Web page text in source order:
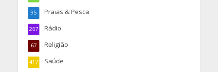
Praias & Pesca
95
Rádio
267
Religião
67
Saúde
417